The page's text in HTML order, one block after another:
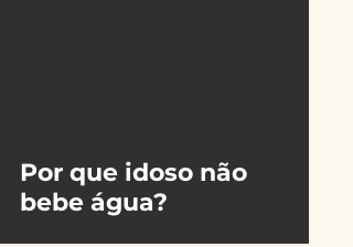
Por que idoso não
bebe água?